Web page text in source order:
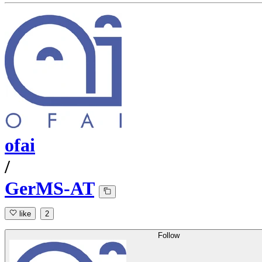
ofai
/
GerMS-AT
like 2
Follow